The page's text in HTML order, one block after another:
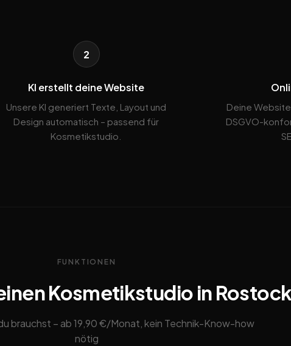
2
KI erstellt deine Website
Unsere KI generiert Texte, Layout und
Design automatisch – passend für
Kosmetikstudio.
Deine
DSGVO-
FUNKTIONEN
Kosmetikstudio in
brauchst – ab 19,90 €/Monat, kein Technik-Know-how
nötig